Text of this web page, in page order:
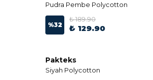
Pudra Pembe Polycotton
%32
₺ 189.90
₺ 129.90
Pakteks
Siyah Polycotton